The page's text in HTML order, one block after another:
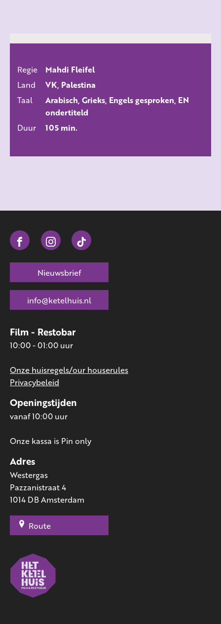
Regie
Mahdi Fleifel
Land
VK, Palestina
Taal
Arabisch, Grieks, Engels gesproken, EN
ondertiteld
Duur
105 min.
Adres
Westergas
Pazzanistraat 4
1014 DB Amsterdam
Route
Openingstijden
vanaf 10:00 uur
Onze kassa is Pin only
Film - Restobar
10:00 - 01:00 uur
Onze huisregels/our houserules
Privacybeleid
Nieuwsbrief
info@ketelhuis.nl